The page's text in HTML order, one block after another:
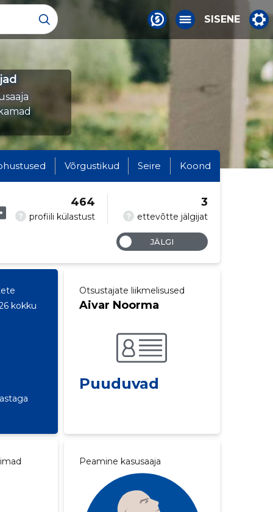
SISENE
Võrgustikud Seire Koond
? profiili külastust
464
? ettevõtte jälgijat
3
JÄLGI
kokku
Otsustajate liikmelisused
Aivar Noorma
Puuduvad
Peamine kasusaaja